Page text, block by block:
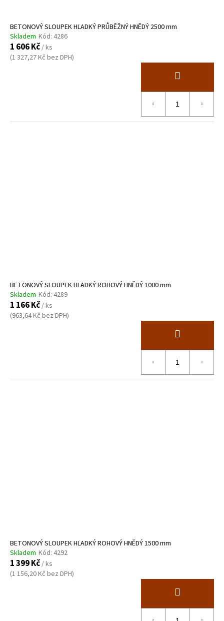
BETONOVÝ SLOUPEK HLADKÝ PRŮBĚŽNÝ HNĚDÝ 2500 mm
Skladem Kód: 4286
1 606 Kč/ ks
(1 327,27 Kč bez DPH)
BETONOVÝ SLOUPEK HLADKÝ ROHOVÝ HNĚDÝ 1000 mm
Skladem Kód: 4289
1 166 Kč/ ks
(963,64 Kč bez DPH)
BETONOVÝ SLOUPEK HLADKÝ ROHOVÝ HNĚDÝ 1500 mm
Skladem Kód: 4292
1 399 Kč/ ks
(1 156,20 Kč bez DPH)